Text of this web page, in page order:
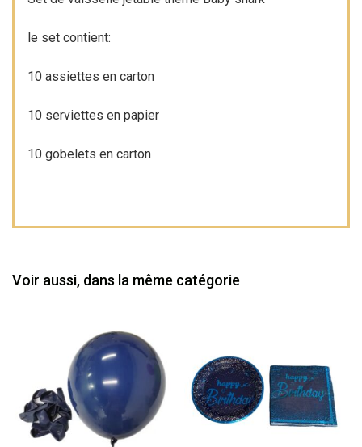
le set contient:
10 assiettes en carton
10 serviettes en papier
10 gobelets en carton
Voir aussi, dans la même catégorie